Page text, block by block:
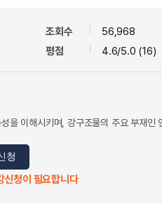
조회수
56,968
평점
4.6/5.0 (16)
을 이해시키며, 강구조물의 주요 부재
청
신청이 필요합니다